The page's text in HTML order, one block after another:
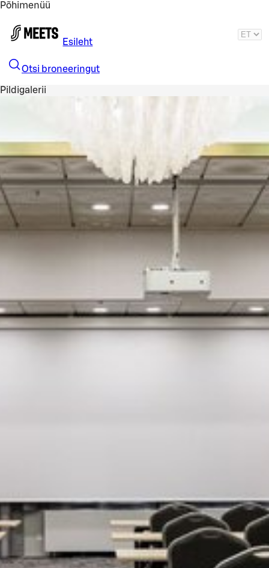
Põhimenüü
Esileht
Otsi broneeringut
Pildigalerii